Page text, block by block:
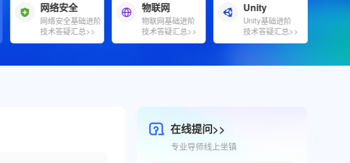
网络安全
网络安全基础进阶
技术答疑汇总>>
物联网
物联网基础进阶
技术答疑汇总>>
Unity
Unity基础进阶
技术答疑汇总>>
在线提问>>
专业导师线上坐镇